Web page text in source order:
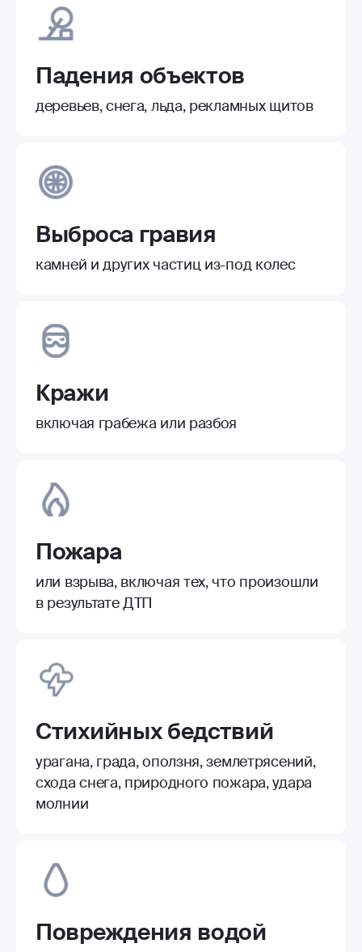
Падения объектов
деревьев, снега, льда, рекламных щитов
Выброса гравия
камней и других частиц из-под колес
Кражи
включая грабежа или разбоя
Пожара
или взрыва, включая тех, что произошли
в результате ДТП
Стихийных бедствий
урагана, града, оползня, землетрясений,
схода снега, природного пожара, удара
молнии
Повреждения водой